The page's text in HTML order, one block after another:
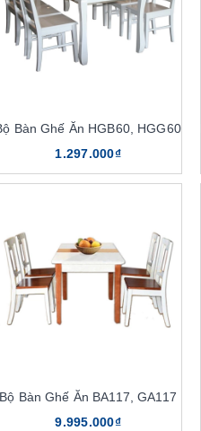
Bàn Ghế Ăn HGB60, HGG60
1.297.000₫
Bộ Bàn Ghế Ăn BA117, GA117
9.995.000₫